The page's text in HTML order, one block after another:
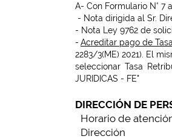
A- Con Formulario N° 7
- Nota dirigida al Sr.
- Nota Ley 9762 de
- Acreditar pago de
2283/3(ME) 2021). El
seleccionarTasa
JURIDICAS - FE"
DIRECCIÓN DE
Horario de
Dirección